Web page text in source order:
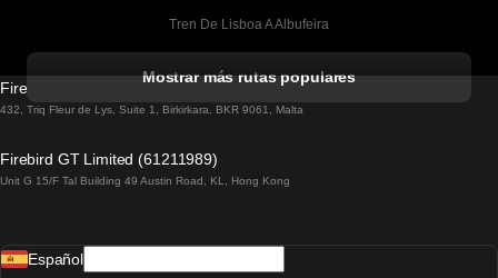
Tren De Lisboa A Albufeira
Tren De Lisboa A Lagos
Tren De Lisboa A Madrid
Mostrar más rutas populares
Firebird GT Limited (OC 1451)
432, Triq Fleur de Lys, Suite 1, Birkirkara, BKR 9061, Malta
Firebird GT Limited (61211989)
Unit G 15/F Tal Building 49 Austin Road, KL, Hong Kong
Español